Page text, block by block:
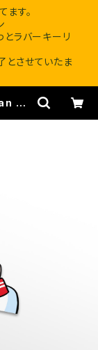
す。
ラバーキーリ
とさせていたま
ve